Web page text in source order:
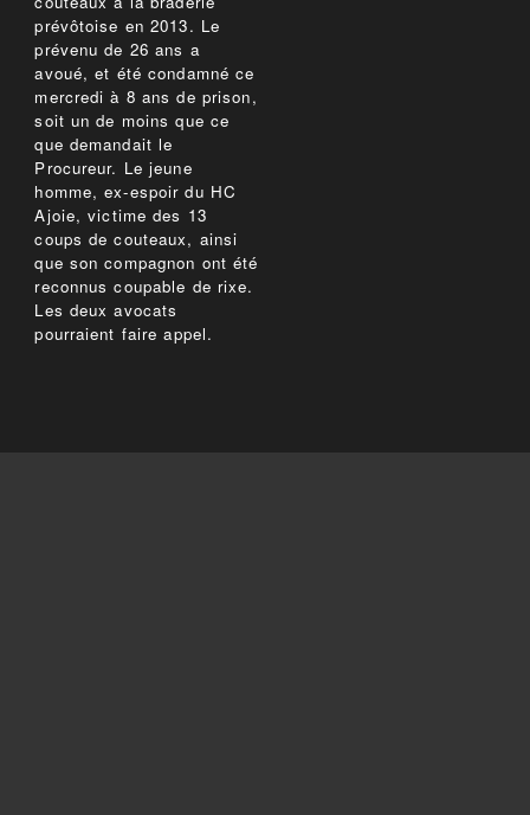
prévôtoise en 2013. Le
prévenu de 26 ans a
avoué, et été condamné ce
mercredi à 8 ans de prison,
soit un de moins que ce
que demandait le
Procureur. Le jeune
homme, ex-espoir du HC
Ajoie, victime des 13
coups de couteaux, ainsi
que son compagnon ont été
reconnus coupable de rixe.
Les deux avocats
pourraient faire appel.